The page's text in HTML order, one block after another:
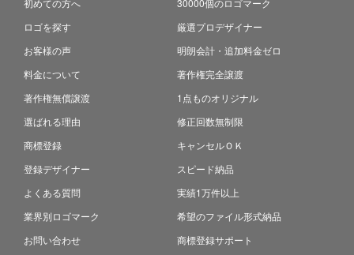
ロゴを探す
お客様の声
料金について
著作権無償譲渡
選ばれる理由
商標登録
登録デザイナー
よくある質問
業界別ロゴマーク
お問い合わせ
厳選プロデザイナー
明朗会計・追加料金ゼロ
著作権完全譲渡
1点ものオリジナル
修正回数無制限
キャンセルＯＫ
スピード納品
実績1万件以上
希望のファイル形式納品
商標登録サポート